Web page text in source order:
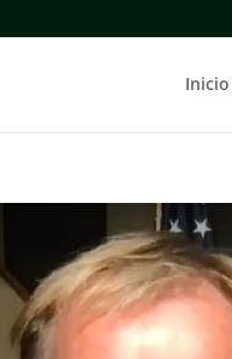
Inicio